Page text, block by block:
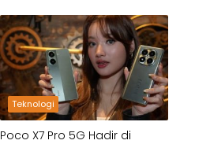
Teknologi
Poco X7 Pro 5G Hadir di